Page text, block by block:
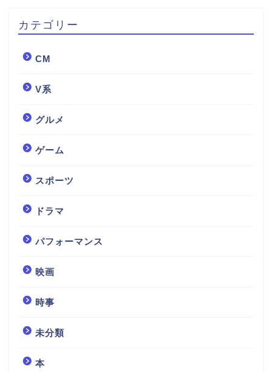
カテゴリー
CM
V系
グルメ
ゲーム
スポーツ
ドラマ
パフォーマンス
映画
時事
未分類
本